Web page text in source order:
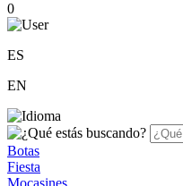
0
ES
EN
Botas
Fiesta
Mocasines